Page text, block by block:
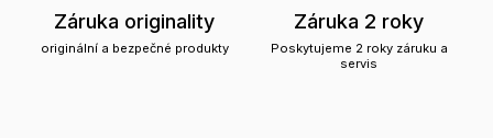
Záruka originality
originální a bezpečné produkty
Záruka 2 roky
Poskytujeme 2 roky záruku a
servis